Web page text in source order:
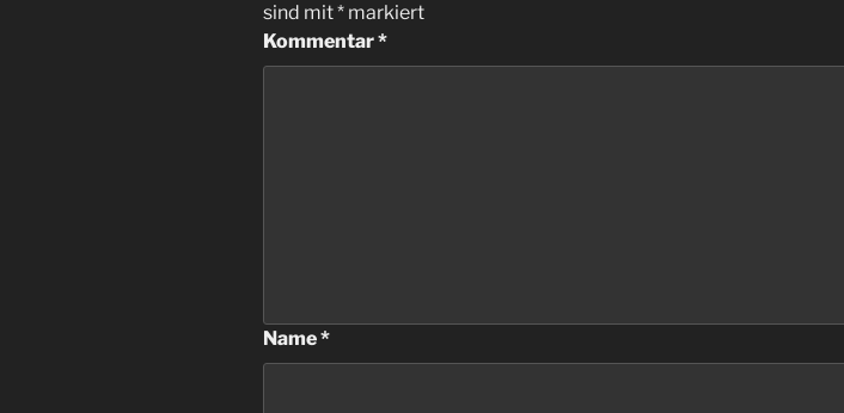
sind mit* markiert
Kommentar*
Name*